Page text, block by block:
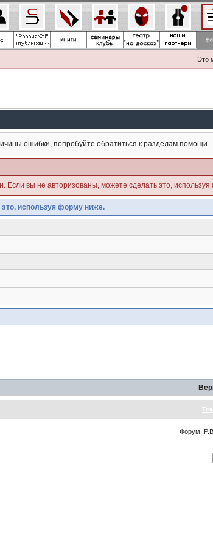
Это
ошибки, попробуйте обратиться кразделам помощи.
Если вы не авторизованы, можете сделать это,
используя форму ниже.
Форум